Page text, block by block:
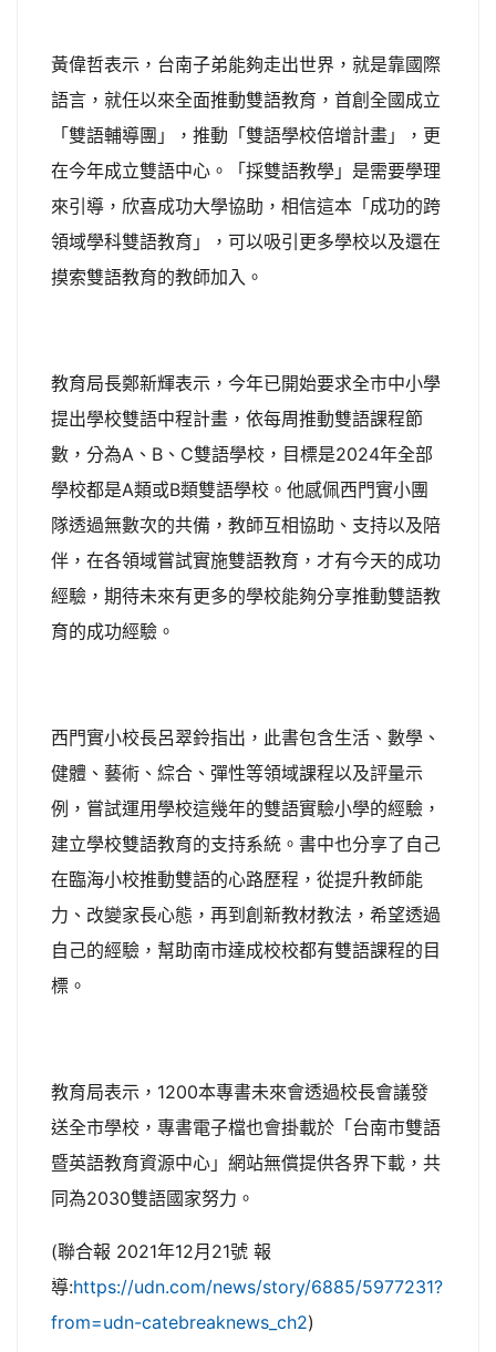
黃偉哲表示，台南子弟能夠走出世界，就是靠國際
語言，就任以來全面推動雙語教育，首創全國成立
「雙語輔導團」，推動「雙語學校倍增計畫」，更
在今年成立雙語中心。「採雙語教學」是需要學理
來引導，欣喜成功大學協助，相信這本「成功的跨
領域學科雙語教育」，可以吸引更多學校以及還在
摸索雙語教育的教師加入。
教育局長鄭新輝表示，今年已開始要求全市中小學
提出學校雙語中程計畫，依每周推動雙語課程節
數，分為A、B、C雙語學校，目標是2024年全部
學校都是A類或B類雙語學校。他感佩西門實小團
隊透過無數次的共備，教師互相協助、支持以及陪
伴，在各領域嘗試實施雙語教育，才有今天的成功
經驗，期待未來有更多的學校能夠分享推動雙語教
育的成功經驗。
西門實小校長呂翠鈴指出，此書包含生活、數學、
健體、藝術、綜合、彈性等領域課程以及評量示
例，嘗試運用學校這幾年的雙語實驗小學的經驗，
建立學校雙語教育的支持系統。書中也分享了自己
在臨海小校推動雙語的心路歷程，從提升教師能
力、改變家長心態，再到創新教材教法，希望透過
自己的經驗，幫助南市達成校校都有雙語課程的目
標。
教育局表示，1200本專書未來會透過校長會議發
送全市學校，專書電子檔也會掛載於「台南市雙語
暨英語教育資源中心」網站無償提供各界下載，共
同為2030雙語國家努力。
(聯合報 2021年12月21號 報
導:https://udn.com/news/story/6885/5977231?
from=udn-catebreaknews_ch2)